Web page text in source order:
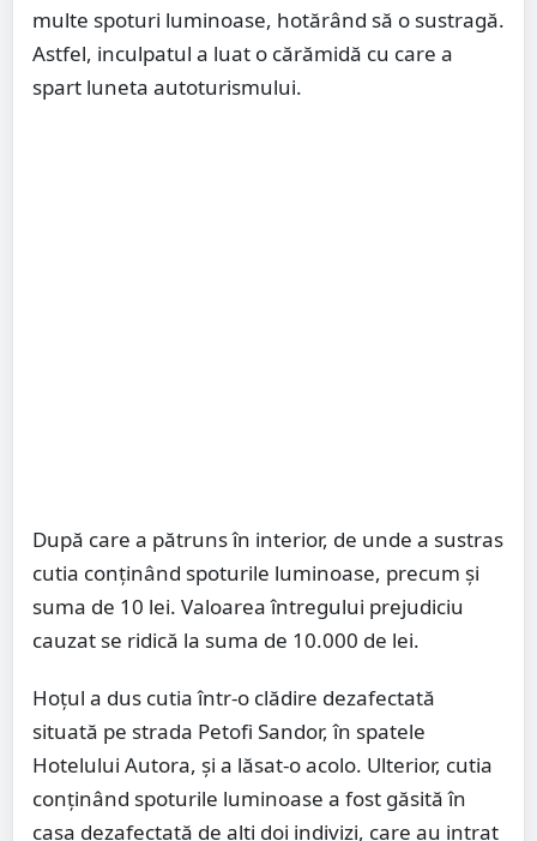
multe spoturi luminoase, hotărând să o sustragă.
Astfel, inculpatul a luat o cărămidă cu care a
spart luneta autoturismului.
După care a pătruns în interior, de unde a sustras
cutia conţinând spoturile luminoase, precum şi
suma de 10 lei. Valoarea întregului prejudiciu
cauzat se ridică la suma de 10.000 de lei.
Hoțul a dus cutia într-o clădire dezafectată
situată pe strada Petofi Sandor, în spatele
Hotelului Autora, și a lăsat-o acolo. Ulterior, cutia
conţinând spoturile luminoase a fost găsită în
casa dezafectată de alți doi indivizi, care au intrat